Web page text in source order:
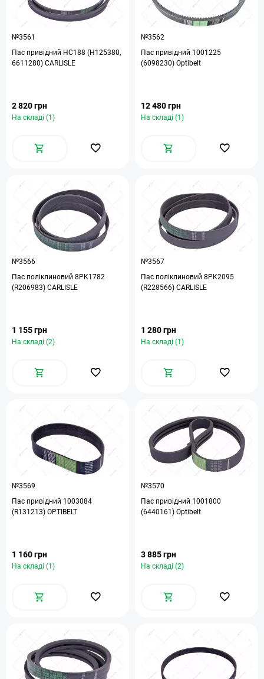
№3561
Пас привідний HC188 (H125380,
6611280) CARLISLE
2 820 грн
На складі (1)
№3562
Пас привідний 1001225
(6098230) Optibelt
12 480 грн
На складі (1)
№3566
Пас поліклиновий 8PK1782
(R206983) CARLISLE
1 155 грн
На складі (2)
№3567
Пас поліклиновий 8PK2095
(R228566) CARLISLE
1 280 грн
На складі (1)
№3569
Пас привідний 1003084
(R131213) OPTIBELT
1 160 грн
На складі (1)
№3570
Пас привідний 1001800
(6440161) Optibelt
3 885 грн
На складі (2)